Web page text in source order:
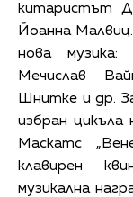
китаристът
Йоанна
нова
Мечислав
Шнитке и др.
избран цикъла
Маскатс
клавирен
музикална